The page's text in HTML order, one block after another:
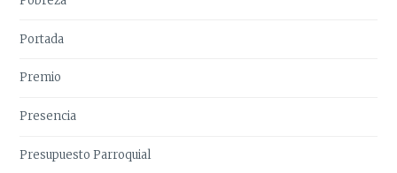
Portada
Premio
Presencia
Presupuesto Parroquial